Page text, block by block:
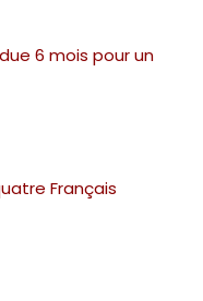
6 mois pour un
Français